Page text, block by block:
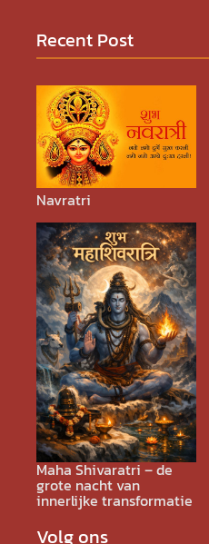
Recent Post
Navratri
Maha Shivaratri – de
grote nacht van
innerlijke transformatie
Volg ons